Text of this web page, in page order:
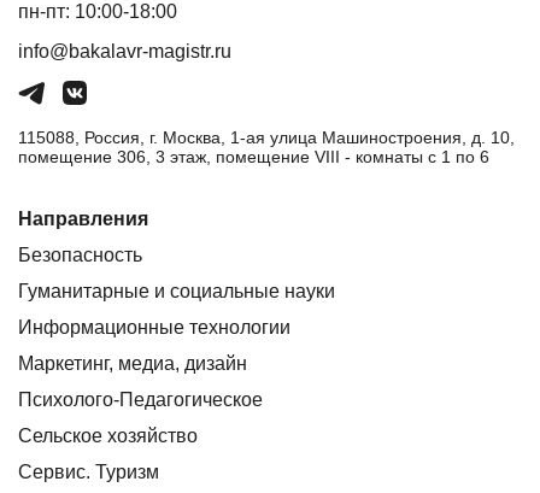
пн-пт: 10:00-18:00
info@bakalavr-magistr.ru
115088, Россия, г. Москва, 1-ая улица Машиностроения, д. 10,
помещение 306, 3 этаж, помещение VIII - комнаты с 1 по 6
Направления
Безопасность
Гуманитарные и социальные науки
Информационные технологии
Маркетинг, медиа, дизайн
Психолого-Педагогическое
Сельское хозяйство
Сервис. Туризм